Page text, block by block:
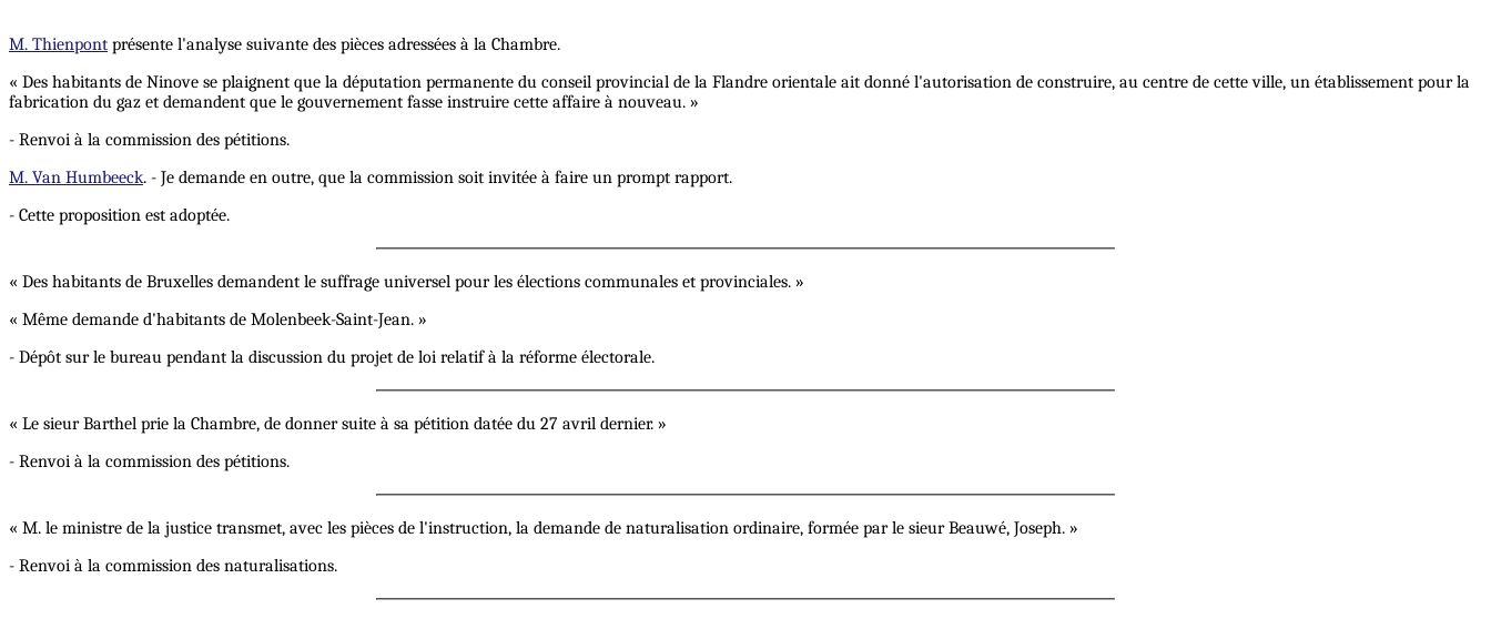
M. Thienpont présente l'analyse suivante des pièces adressées à la Chambre.
« Des habitants de Ninove se plaignent que la députation permanente du conseil provincial de la Flandre orientale ait donné l'autorisation de construire, au centre de cette ville, un établissement pour la
fabrication du gaz et demandent que le gouvernement fasse instruire cette affaire à nouveau. »
- Renvoi à la commission des pétitions.
M. Van Humbeeck. - Je demande en outre, que la commission soit invitée à faire un prompt rapport.
- Cette proposition est adoptée.
« Des habitants de Bruxelles demandent le suffrage universel pour les élections communales et provinciales. »
« Même demande d'habitants de Molenbeek-Saint-Jean. »
- Dépôt sur le bureau pendant la discussion du projet de loi relatif à la réforme électorale.
« Le sieur Barthel prie la Chambre, de donner suite à sa pétition datée du 27 avril dernier. »
- Renvoi à la commission des pétitions.
« M. le ministre de la justice transmet, avec les pièces de l'instruction, la demande de naturalisation ordinaire, formée par le sieur Beauwé, Joseph. »
- Renvoi à la commission des naturalisations.